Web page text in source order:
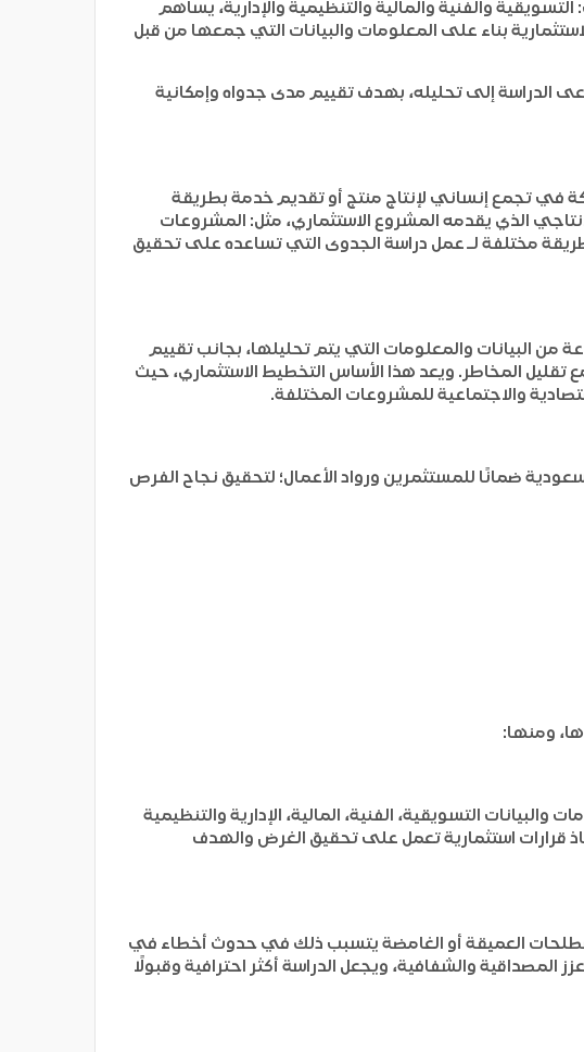
والفنية والمالية والتنظيمية والإدارية، يساهم
بناء على المعلومات والبيانات التي جمعها من قبل
الدراسة إلى تحليله، بهدف تقييم مدى جدواه وإمكانية
في تجمع إنساني لإنتاج منتج أو تقديم خدمة بطريقة
الذي يقدمه المشروع الاستثماري، مثل: المشروعات
طريقة مختلفة لـ عمل دراسة الجدوى التي تساعده على تحقيق
البيانات والمعلومات التي يتم تحليلها، بجانب تقييم
تقليل المخاطر. ويعد هذا الأساس التخطيط الاستثماري، حيث
والاجتماعية للمشروعات المختلفة.
ضمانًا للمستثمرين ورواد الأعمال؛ لتحقيق نجاح الفرص
ومنها:
التسويقية، الفنية، المالية، الإدارية والتنظيمية
قرارات استثمارية تعمل على تحقيق الغرض والهدف
العميقة أو الغامضة يتسبب ذلك في حدوث أخطاء في
والشفافية، ويجعل الدراسة أكثر احترافية وقبولًا